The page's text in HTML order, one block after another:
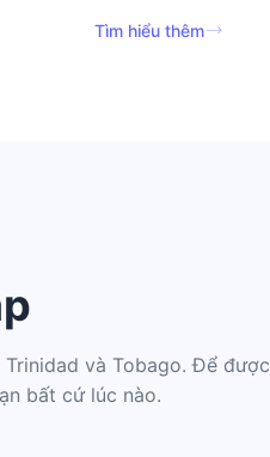
Tìm hiểu thêm
và Tobago. Để được
bất cứ lúc nào.